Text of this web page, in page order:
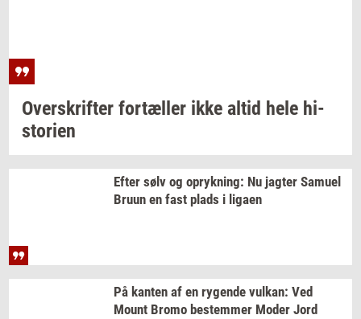
Over­skrif­ter for­tæl­ler ikke altid hele hi­
sto­ri­en
Efter sølv og op­ryk­ning: Nu jag­ter Samu­el
Bruun en fast plads i liga­en
På kan­ten af en ry­gen­de vulkan: Ved
Mount Bromo be­stem­mer Moder Jord